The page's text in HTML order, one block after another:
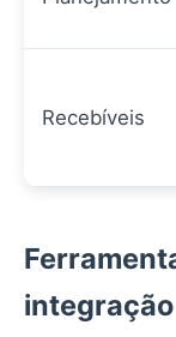
Recebíveis
integração